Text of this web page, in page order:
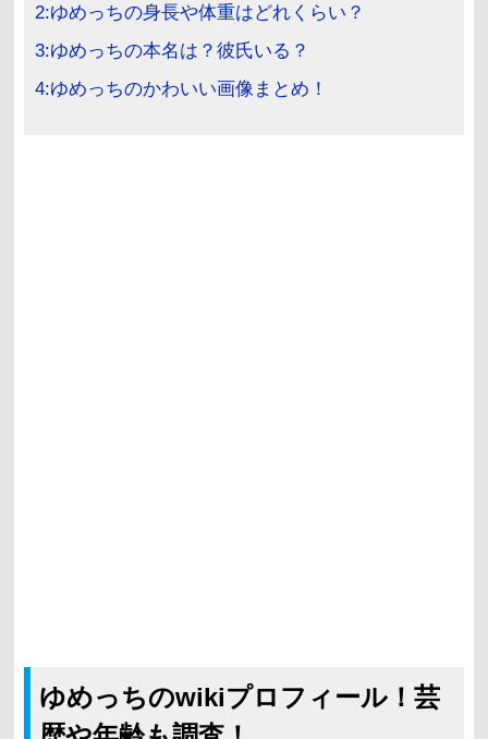
2:ゆめっちの身長や体重はどれくらい？
3:ゆめっちの本名は？彼氏いる？
4:ゆめっちのかわいい画像まとめ！
ゆめっちのwikiプロフィール！芸